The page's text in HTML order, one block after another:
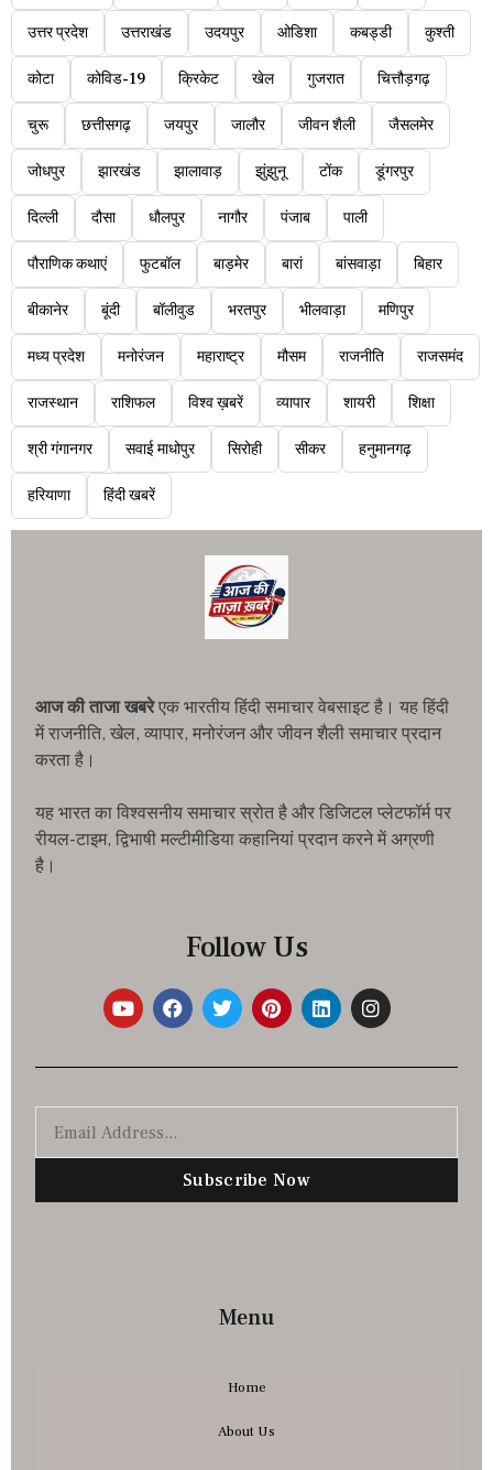
उत्तर प्रदेश उत्तराखंड उदयपुर ओडिशा कबड्डी कुश्ती
कोटा कोविड-19 क्रिकेट खेल गुजरात चित्तौड़गढ़
चुरू छत्तीसगढ़ जयपुर जालौर जीवन शैली जैसलमेर
जोधपुर झारखंड झालावाड़ झुंझुनू टोंक डूंगरपुर
दिल्ली दौसा धौलपुर नागौर पंजाब पाली
पौराणिक कथाएं फुटबॉल बाड़मेर बारां बांसवाड़ा बिहार
बीकानेर बूंदी बॉलीवुड भरतपुर भीलवाड़ा मणिपुर
मध्य प्रदेश मनोरंजन महाराष्ट्र मौसम राजनीति राजसमंद
राजस्थान राशिफल विश्व ख़बरें व्यापार शायरी शिक्षा
श्री गंगानगर सवाई माधोपुर सिरोही सीकर हनुमानगढ़
हरियाणा हिंदी खबरें
आज की ताजा खबरेएक भारतीय हिंदी समाचार वेबसाइट है। यह हिंदी
में राजनीति, खेल, व्यापार, मनोरंजन और जीवन शैली समाचार प्रदान
करता है।
यह भारत का विश्वसनीय समाचार स्रोत है और डिजिटल प्लेटफॉर्म पर
रीयल-टाइम, द्विभाषी मल्टीमीडिया कहानियां प्रदान करने में अग्रणी
है।
Follow Us
Subscribe Now
Menu
Home
About Us